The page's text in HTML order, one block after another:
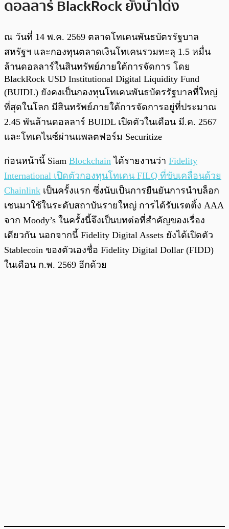
ดอลลาร์ BlackRock ยังนำโด่ง
ณ วันที่ 14 พ.ค. 2569 ตลาดโทเคนพันธบัตรรัฐบาล
สหรัฐฯ และกองทุนตลาดเงินโทเคนรวมทะลุ 1.5 หมื่น
ล้านดอลลาร์ในสินทรัพย์ภายใต้การจัดการ โดย
BlackRock USD Institutional Digital Liquidity Fund
(BUIDL) ยังคงเป็นกองทุนโทเคนพันธบัตรรัฐบาลที่ใหญ่
ที่สุดในโลก มีสินทรัพย์ภายใต้การจัดการอยู่ที่ประมาณ
2.45 พันล้านดอลลาร์ BUIDL เปิดตัวในเดือน มี.ค. 2567
และโทเคไนซ์ผ่านแพลตฟอร์ม Securitize
ก่อนหน้านี้ Siam Blockchain ได้รายงานว่า Fidelity
International เปิดตัวกองทุนโทเคน FILQ ที่ขับเคลื่อนด้วย
Chainlink เป็นครั้งแรก ซึ่งนับเป็นการยืนยันการนำบล็อก
เชนมาใช้ในระดับสถาบันรายใหญ่ การได้รับเรตติ้ง AAA
จาก Moody’s ในครั้งนี้จึงเป็นบทต่อที่สำคัญของเรื่อง
เดียวกัน นอกจากนี้ Fidelity Digital Assets ยังได้เปิดตัว
Stablecoin ของตัวเองชื่อ Fidelity Digital Dollar (FIDD)
ในเดือน ก.พ. 2569 อีกด้วย